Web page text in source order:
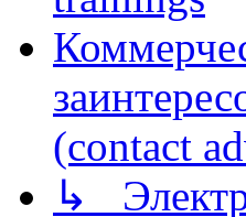
(contact
↳